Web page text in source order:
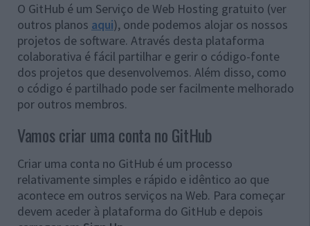
O GitHub é um Serviço de Web Hosting gratuito (ver
outros planos aqui), onde podemos alojar os nossos
projetos de software. Através desta plataforma
colaborativa é fácil partilhar e gerir o código-fonte
dos projetos que desenvolvemos. Além disso, como
o código é partilhado pode ser facilmente melhorado
por outros membros.
Vamos criar uma conta no GitHub
Criar uma conta no GitHub é um processo
relativamente simples e rápido e idêntico ao que
acontece em outros serviços na Web. Para começar
devem aceder à plataforma do GitHub e depois